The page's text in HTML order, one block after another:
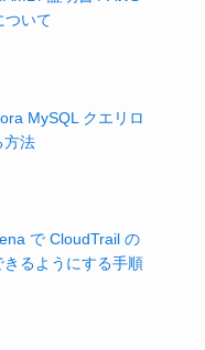
ついて
MySQL クエリロ
方法
で CloudTrail の
きるようにする手順